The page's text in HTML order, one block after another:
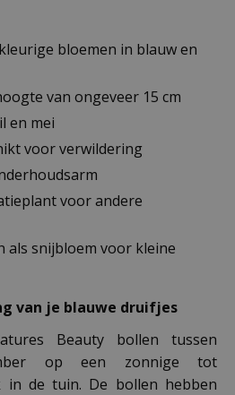
bloemen in blauw en
van ongeveer 15 cm
en mei
voor verwildering
voor andere
als snijbloem voor kleine
van je blauwe druifjes
Beauty bollen tussen
op een zonnige tot
in de tuin. De bollen hebben